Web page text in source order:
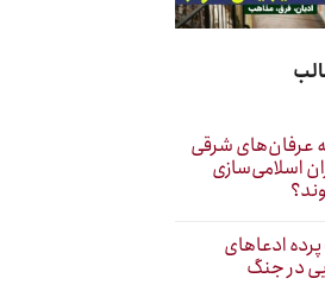
عرفان‌های شرقی
اسلامی‌سازی
ادعاهای
در جنگ